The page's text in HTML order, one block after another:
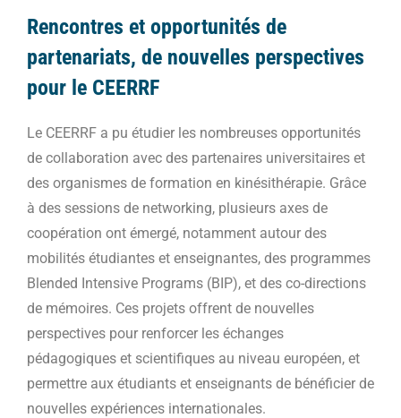
Rencontres et opportunités de
partenariats, de nouvelles perspectives
pour le CEERRF
Le CEERRF a pu étudier les nombreuses opportunités
de collaboration avec des partenaires universitaires et
des organismes de formation en kinésithérapie. Grâce
à des sessions de networking, plusieurs axes de
coopération ont émergé, notamment autour des
mobilités étudiantes et enseignantes, des programmes
Blended Intensive Programs (BIP), et des co-directions
de mémoires. Ces projets offrent de nouvelles
perspectives pour renforcer les échanges
pédagogiques et scientifiques au niveau européen, et
permettre aux étudiants et enseignants de bénéficier de
nouvelles expériences internationales.